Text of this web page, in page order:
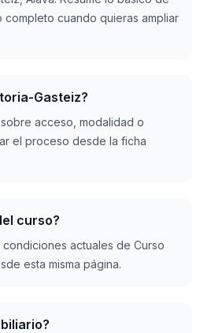
cuando quieras ampliar
Gasteiz?
acceso, modalidad o
el proceso desde la ficha
curso?
actuales de Curso
esta misma página.